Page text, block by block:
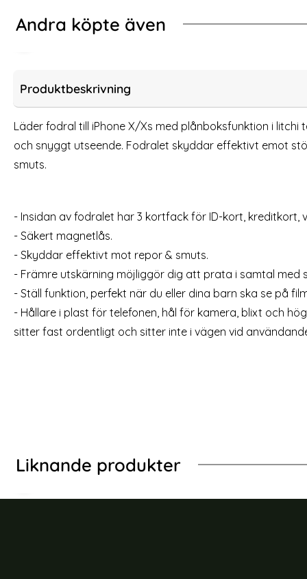
Andra köpte även
Flip Fodral - Svart
Skärmskydd
Art. nr 4640
rea pris
39 kr
Lagervara
Köp
2-Pack - iPhone X/Xs - Härdat Glas
Art. nr 235512
rea pris
129 kr
Produktbeskrivning
Läder fodral till iPhone X/Xs med plånboksfunktion i litchi
och snyggt utseende. Fodralet skyddar effektivt emot
smuts.
- Insidan av fodralet har 3 kortfack för ID-kort, kreditkort,
- Säkert magnetlås.
- Skyddar effektivt mot repor & smuts.
- Främre utskärning möjliggör dig att prata i samtal med
- Ställ funktion, perfekt när du eller dina barn ska se på
- Hållare i plast för telefonen, hål för kamera, blixt och
sitter fast ordentligt och sitter inte i vägen vid
Liknande produkter